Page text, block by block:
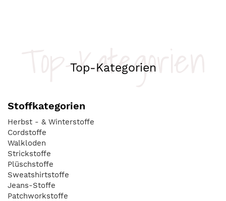
Top-Kategorien
Top-Kategorien
Stoffkategorien
Herbst - & Winterstoffe
Cordstoffe
Walkloden
Strickstoffe
Plüschstoffe
Sweatshirtstoffe
Jeans-Stoffe
Patchworkstoffe